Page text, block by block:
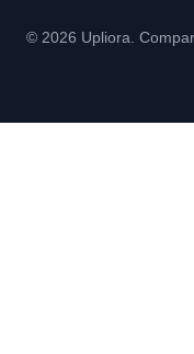
© 2026 Upliora.